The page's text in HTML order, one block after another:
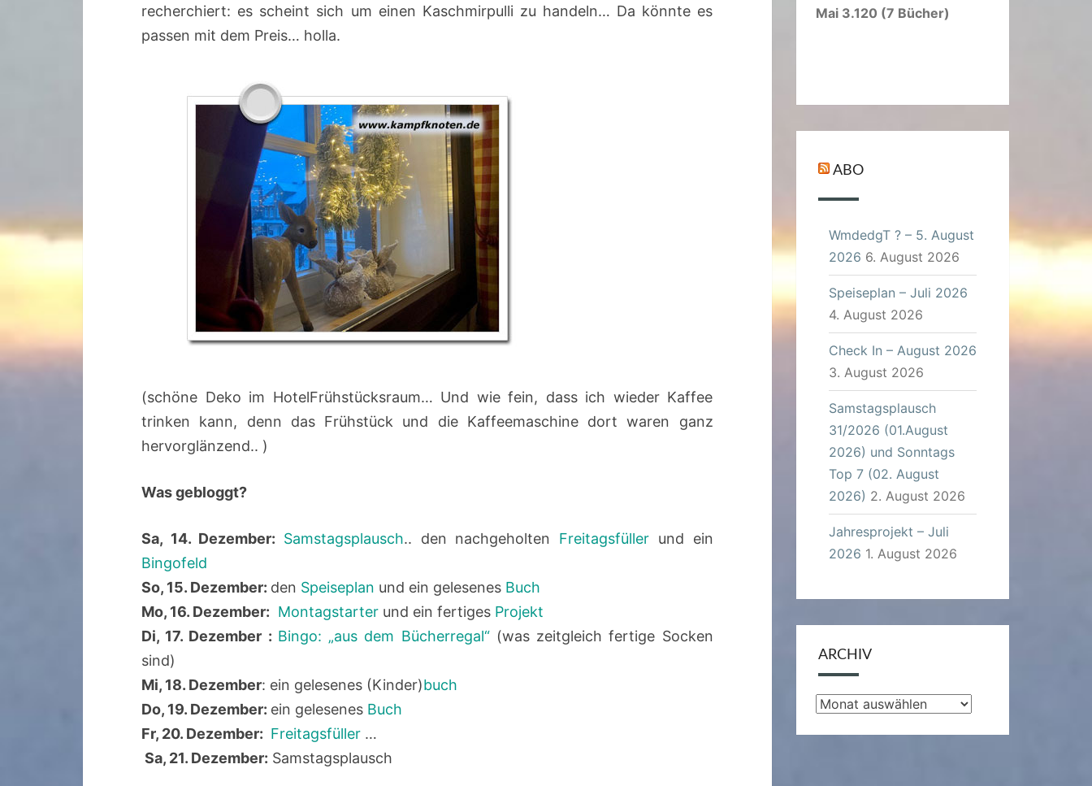
recherchiert: es scheint sich um einen Kaschmirpulli zu handeln… Da könnte es
passen mit dem Preis… holla.
(schöne Deko im HotelFrühstücksraum… Und wie fein, dass ich wieder Kaffee
trinken kann, denn das Frühstück und die Kaffeemaschine dort waren ganz
hervorglänzend.. )
Was gebloggt?
Sa, 14. Dezember: Samstagsplausch.. den nachgeholten Freitagsfüller und ein
Bingofeld
So, 15. Dezember: den Speiseplan und ein gelesenes Buch
Mo, 16. Dezember: Montagstarter und ein fertiges Projekt
Di, 17. Dezember : Bingo: „aus dem Bücherregal“(was zeitgleich fertige Socken
sind)
Mi, 18. Dezember: ein gelesenes (Kinder)buch
Do, 19. Dezember: ein gelesenes Buch
Fr, 20. Dezember: Freitagsfüller …
Sa, 21. Dezember: Samstagsplausch
Mai 3.120 (7 Bücher)
ABO
WmdedgT ? – 5. August
2026 6. August 2026
Speiseplan – Juli 2026
4. August 2026
Check In – August 2026
3. August 2026
Samstagsplausch
31/2026 (01.August
2026) und Sonntags
Top 7 (02. August
2026) 2. August 2026
Jahresprojekt – Juli
2026 1. August 2026
ARCHIV
Archiv